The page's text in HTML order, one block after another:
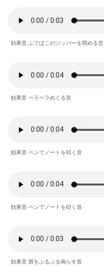
効果音 ふでばこのジッパーを閉める音
効果音 ペラペラめくる音
効果音 ペンでノートを叩く音
効果音 ペンでノートを叩く音
効果音 唇をぶるぶる鳴らす音